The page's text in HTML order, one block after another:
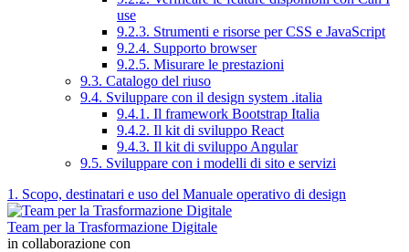
use
9.2.3. Strumenti e risorse per CSS e JavaScript
9.2.4. Supporto browser
9.2.5. Misurare le prestazioni
9.3. Catalogo del riuso
9.4. Sviluppare con il design system .italia
9.4.1. Il framework Bootstrap Italia
9.4.2. Il kit di sviluppo React
9.4.3. Il kit di sviluppo Angular
9.5. Sviluppare con i modelli di sito e servizi
1. Scopo, destinatari e uso del Manuale operativo di design
Team per la Trasformazione Digitale
in collaborazione con